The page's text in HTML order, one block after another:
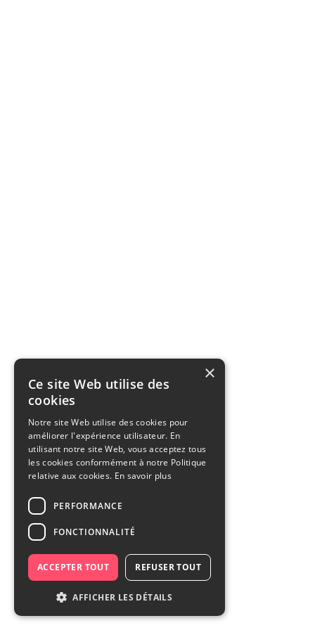
×
Ce site Web utilise des
cookies
Notre site Web utilise des cookies pour
améliorer l'expérience utilisateur. En
utilisant notre site Web, vous acceptez tous
les cookies conformément à notre Politique
relative aux cookies. En savoir plus
PERFORMANCE
FONCTIONNALITÉ
ACCEPTER TOUT REFUSER TOUT
AFFICHER LES DÉTAILS